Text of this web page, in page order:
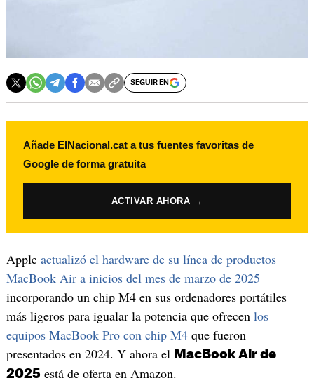
SEGUIR EN
Añade ElNacional.cat a tus fuentes favoritas de
Google de forma gratuita
ACTIVAR AHORA →
Apple actualizó el hardware de su línea de productos
MacBook Air a inicios del mes de marzo de 2025
incorporando un chip M4 en sus ordenadores portátiles
más ligeros para igualar la potencia que ofrecen los
equipos MacBook Pro con chip M4que fueron
presentados en 2024. Y ahora el MacBook Air de
2025está de oferta en Amazon.